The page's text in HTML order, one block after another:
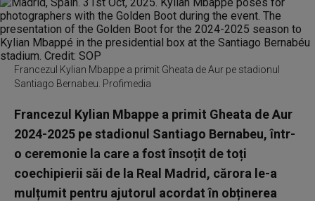
Francezul Kylian Mbappe a primit Gheata de Aur pe stadionul
Santiago Bernabeu. Profimedia
Francezul Kylian Mbappe a primit Gheata de Aur
2024-2025 pe stadionul Santiago Bernabeu, într-
o ceremonie la care a fost însoțit de toți
coechipierii săi de la Real Madrid, cărora le-a
mulțumit pentru ajutorul acordat în obținerea